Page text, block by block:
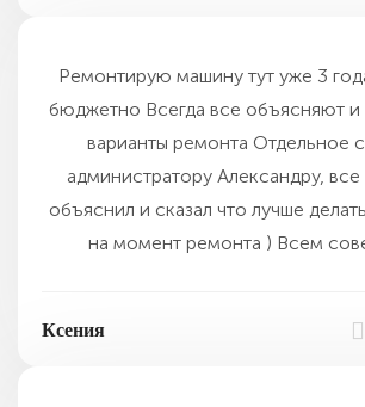
Ремонтирую машину тут уже 3
бюджетно Всегда все объясняют и
варианты ремонта Отдельное
администратору Александру,
объяснил и сказал что лучше
на момент ремонта ) Всем
Ксения